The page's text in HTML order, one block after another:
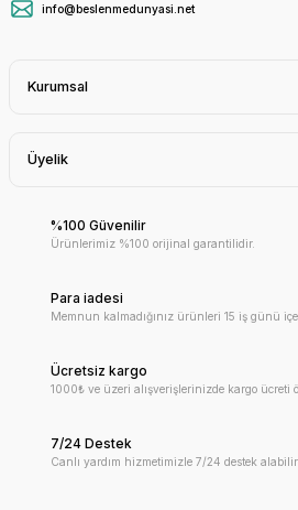
info@beslenmedunyasi.net
Kurumsal
Üyelik
%100 Güvenilir
Ürünlerimiz %100 orijinal garantilidir.
Para iadesi
Memnun kalmadığınız ürünleri 15 iş günü
Ücretsiz kargo
1000₺ ve üzeri alışverişlerinizde kargo ücreti
7/24 Destek
Canlı yardım hizmetimizle 7/24 destek